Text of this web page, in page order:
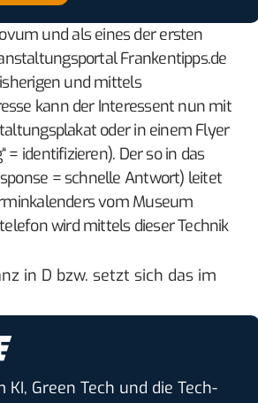
und als eines der ersten
Frankentipps.de
und mittels
kann der Interessent nun mit
oder in einem Flyer
identifizieren). Der so in das
= schnelle Antwort) leitet
vom Museum
wird mittels dieser Technik
in D bzw. setzt sich das im
Green Tech und die Tech-